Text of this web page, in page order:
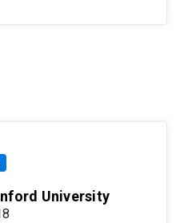
University